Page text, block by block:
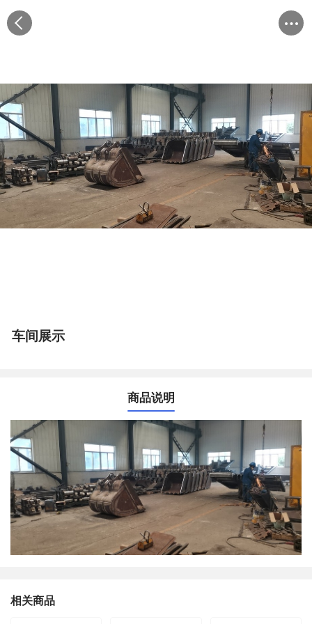
车间展示
商品说明
相关商品